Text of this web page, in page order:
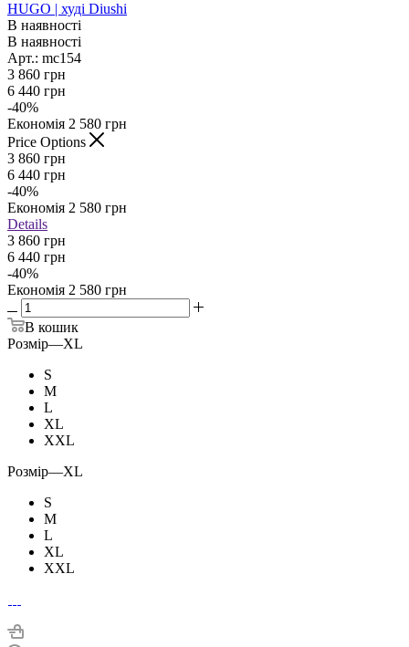
HUGO | худі Diushi
В наявності
В наявності
Арт.: mc154
3 860 грн
6 440 грн
-40%
Економія 2 580 грн
Price Options
3 860 грн
6 440 грн
-40%
Економія 2 580 грн
Details
3 860 грн
6 440 грн
-40%
Економія 2 580 грн
В кошик
Розмір—XL
S
M
L
XL
XXL
Розмір—XL
S
M
L
XL
XXL